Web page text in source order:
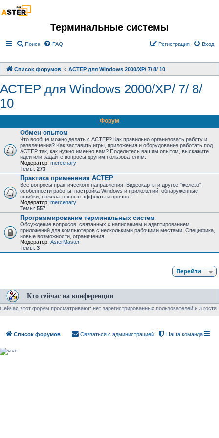
Терминальные системы
Поиск FAQ Вход
Регистрация
Список форумов АСТЕР для Windows 2000/XP/ 7/ 8/ 10
АСТЕР для Windows 2000/XP/ 7/ 8/
10
Форум
Обмен опытом
Что вообще можно делать с АСТЕР? Как правильно организовать работу и
развлечения? Kак заставить игры, приложения и оборудование работать под
АСТЕР так, как нужно именно вам? Поделитесь вашим опытом, выскажите
идеи или задайте вопросы другим пользователям.
Модератор: mercenary
Темы: 273
Практика применения АСТЕР
Все вопросы практического направления. Видеокарты и другое "железо",
особенности работы, настройка Windows и приложений, обнаруженные
ошибки, нежелательные эффекты и прочее.
Модератор: mercenary
Темы: 557
Программирование терминальных систем
Обсуждение вопросов, связанных с написанием и адаптированием
приложений для компьютеров с несколькими рабочими местами. Специфика,
новые возможности, ограничения.
Модератор: AsterMaster
Темы: 3
Перейти
Кто сейчас на конференции
Сейчас этот форум просматривают: нет зарегистрированных пользователей и 3 гостя
Список форумов Наша команда
Связаться с администрацией